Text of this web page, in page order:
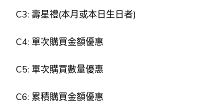
C3: 壽星禮(本月或本日生日者)
C4: 單次購買金額優惠
C5: 單次購買數量優惠
C6: 累積購買金額優惠